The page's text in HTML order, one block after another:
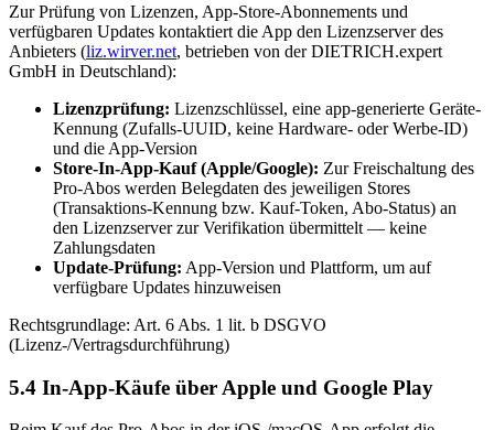
Zur Prüfung von Lizenzen, App-Store-Abonnements und
verfügbaren Updates kontaktiert die App den Lizenzserver des
Anbieters (liz.wirver.net, betrieben von der DIETRICH.expert
GmbH in Deutschland):
Lizenzprüfung: Lizenzschlüssel, eine app-generierte Geräte-
Kennung (Zufalls-UUID, keine Hardware- oder Werbe-ID)
und die App-Version
Store-In-App-Kauf (Apple/Google): Zur Freischaltung des
Pro-Abos werden Belegdaten des jeweiligen Stores
(Transaktions-Kennung bzw. Kauf-Token, Abo-Status) an
den Lizenzserver zur Verifikation übermittelt — keine
Zahlungsdaten
Update-Prüfung: App-Version und Plattform, um auf
verfügbare Updates hinzuweisen
Rechtsgrundlage: Art. 6 Abs. 1 lit. b DSGVO
(Lizenz-/Vertragsdurchführung)
5.4 In-App-Käufe über Apple und Google Play